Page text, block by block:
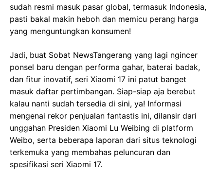
sudah resmi masuk pasar global, termasuk Indonesia,
pasti bakal makin heboh dan memicu perang harga
yang menguntungkan konsumen!
Jadi, buat Sobat NewsTangerang yang lagi ngincer
ponsel baru dengan performa gahar, baterai badak,
dan fitur inovatif, seri Xiaomi 17 ini patut banget
masuk daftar pertimbangan. Siap-siap aja berebut
kalau nanti sudah tersedia di sini, ya! Informasi
mengenai rekor penjualan fantastis ini, dilansir dari
unggahan Presiden Xiaomi Lu Weibing di platform
Weibo, serta beberapa laporan dari situs teknologi
terkemuka yang membahas peluncuran dan
spesifikasi seri Xiaomi 17.